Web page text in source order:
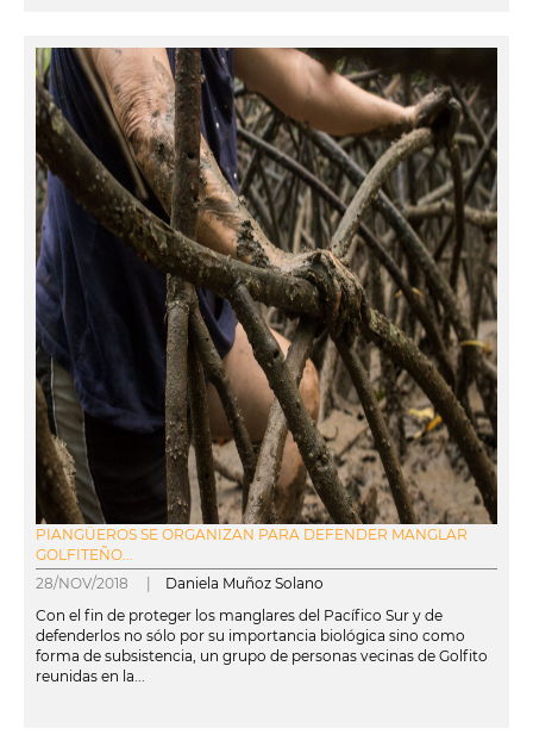
PIANGÜEROS SE ORGANIZAN PARA DEFENDER MANGLAR
GOLFITEÑO...
28/NOV/2018 | Daniela Muñoz Solano
Con el fin de proteger los manglares del Pacífico Sur y de
defenderlos no sólo por su importancia biológica sino como
forma de subsistencia, un grupo de personas vecinas de Golfito
reunidas en la...